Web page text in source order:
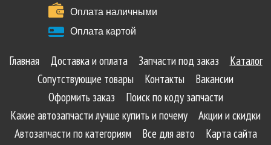
Оплата наличными
Оплата картой
Главная Доставка и оплата Запчасти под заказ
Каталог
Сопутствующие товары
Контакты
Вакансии
Оформить заказ
Поиск по коду запчасти
Какие автозапчасти лучше купить и почему
Акции и скидки
Автозапчасти по категориям
Все для авто Карта сайта